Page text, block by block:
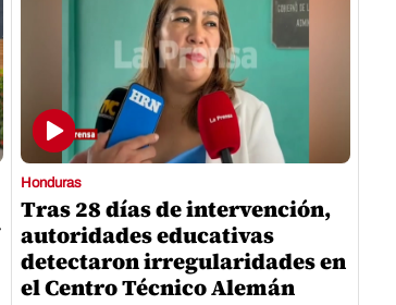
Honduras
Tras 28 días de intervención,
autoridades educativas
detectaron irregularidades en
el Centro Técnico Alemán